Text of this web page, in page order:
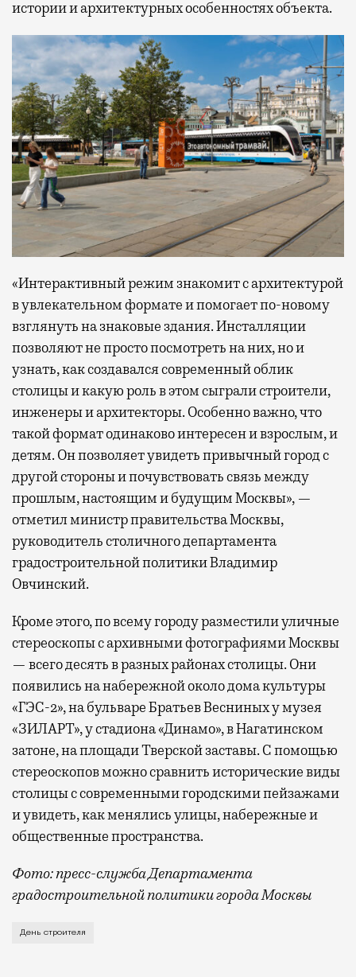
истории и архитектурных особенностях объекта.
«Интерактивный режим знакомит с архитектурой
в увлекательном формате и помогает по-новому
взглянуть на знаковые здания. Инсталляции
позволяют не просто посмотреть на них, но и
узнать, как создавался современный облик
столицы и какую роль в этом сыграли строители,
инженеры и архитекторы. Особенно важно, что
такой формат одинаково интересен и взрослым, и
детям. Он позволяет увидеть привычный город с
другой стороны и почувствовать связь между
прошлым, настоящим и будущим Москвы», —
отметил министр правительства Москвы,
руководитель столичного департамента
градостроительной политики Владимир
Овчинский.
Кроме этого, по всему городу разместили уличные
стереоскопы с архивными фотографиями Москвы
— всего десять в разных районах столицы. Они
появились на набережной около дома культуры
«ГЭС-2», на бульваре Братьев Весниных у музея
«ЗИЛАРТ», у стадиона «Динамо», в Нагатинском
затоне, на площади Тверской заставы. С помощью
стереоскопов можно сравнить исторические виды
столицы с современными городскими пейзажами
и увидеть, как менялись улицы, набережные и
общественные пространства.
Фото: пресс-служба Департамента
градостроительной политики города Москвы
В этом году профессиональный праздник День
День строителя